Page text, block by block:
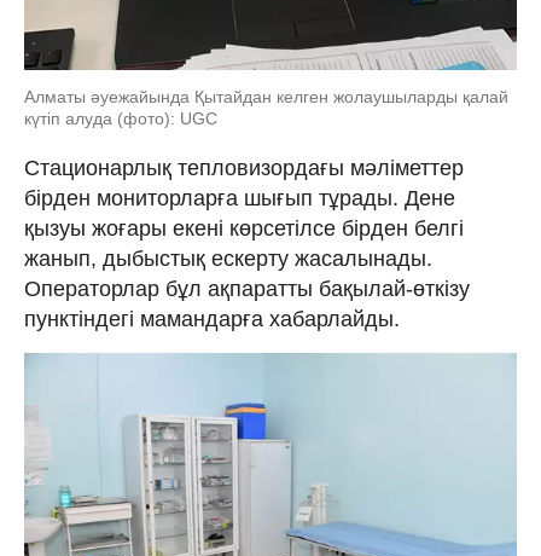
Алматы әуежайында Қытайдан келген жолаушыларды қалай
күтіп алуда (фото): UGC
Стационарлық тепловизордағы мәліметтер
бірден мониторларға шығып тұрады. Дене
қызуы жоғары екені көрсетілсе бірден белгі
жанып, дыбыстық ескерту жасалынады.
Операторлар бұл ақпаратты бақылай-өткізу
пунктіндегі мамандарға хабарлайды.